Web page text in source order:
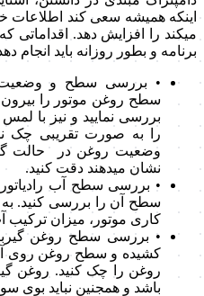
اینکه همیشه سعی کند اطلاعات
میکند را افزایش دهد. اقداماتی
برنامه و بطور روزانه باید
• بررسی سطح و
سطح روغن موتور را
بررسی نمایید و نیز با
را به صورت تقریبی چک
نشان میدهند دقت کنید.
• بررسی سطح آب رادیاتور:
سطح آن را بررسی کنید.
کاری موتور، میزان ترکیب
• بررسی سطح روغن
کشیده و سطح روغن روی آن
روغن را چک کنید. روغن
باشد و همجنین نباید بوی